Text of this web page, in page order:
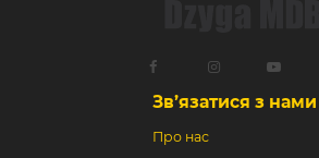
Зв’язатися з нами
Про нас